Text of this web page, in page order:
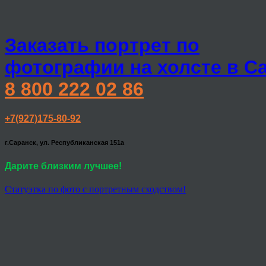
Заказать портрет по
фотографии на холсте в
8 800 222 02 86
+7(927)175-80-92
г.Саранск, ул. Республиканская 151а
Дарите близким лучшее!
Статуэтка по фото с портретным сходством!